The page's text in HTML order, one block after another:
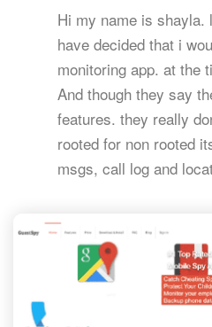
Hi my name is
have decided that i
monitoring app. at the
And though they say
features. they really
rooted for non rooted
msgs, call log and